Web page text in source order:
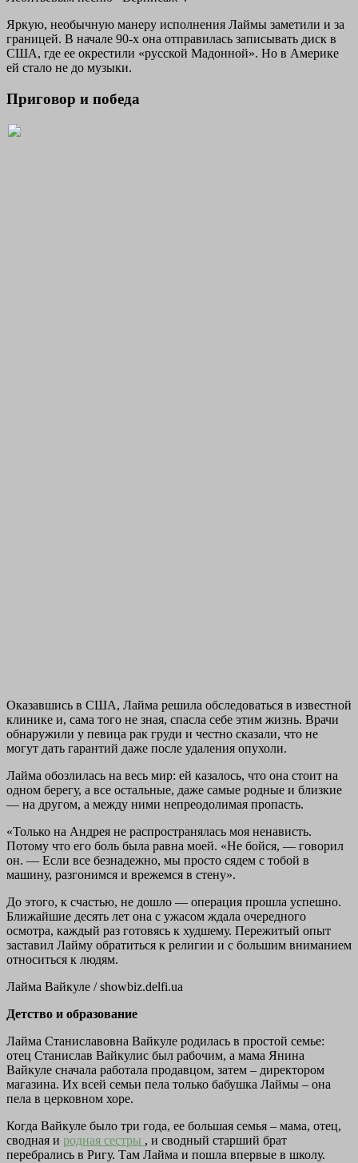
Яркую, необычную манеру исполнения Лаймы заметили и за
границей. В начале 90-х она отправилась записывать диск в
США, где ее окрестили «русской Мадонной». Но в Америке
ей стало не до музыки.
Приговор и победа
Оказавшись в США, Лайма решила обследоваться в известной
клинике и, сама того не зная, спасла себе этим жизнь. Врачи
обнаружили у певица рак груди и честно сказали, что не
могут дать гарантий даже после удаления опухоли.
Лайма обозлилась на весь мир: ей казалось, что она стоит на
одном берегу, а все остальные, даже самые родные и близкие
— на другом, а между ними непреодолимая пропасть.
«Только на Андрея не распространялась моя ненависть.
Потому что его боль была равна моей. «Не бойся, — говорил
он. — Если все безнадежно, мы просто сядем с тобой в
машину, разгонимся и врежемся в стену».
До этого, к счастью, не дошло — операция прошла успешно.
Ближайшие десять лет она с ужасом ждала очередного
осмотра, каждый раз готовясь к худшему. Пережитый опыт
заставил Лайму обратиться к религии и с большим вниманием
относиться к людям.
Лайма Вайкуле / showbiz.delfi.ua
Детство и образование
Лайма Станиславовна Вайкуле родилась в простой семье:
отец Станислав Вайкулис был рабочим, а мама Янина
Вайкуле сначала работала продавцом, затем – директором
магазина. Их всей семьи пела только бабушка Лаймы – она
пела в церковном хоре.
Когда Вайкуле было три года, ее большая семья – мама, отец,
сводная и родная сестры , и сводный старший брат
перебрались в Ригу. Там Лайма и пошла впервые в школу.